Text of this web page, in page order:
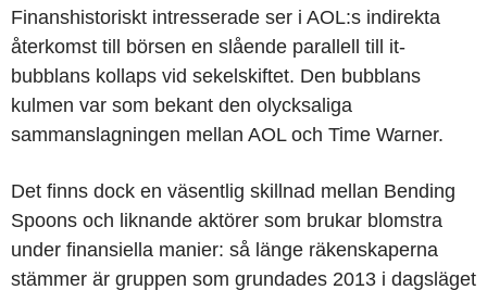
Finanshistoriskt intresserade ser i AOL:s indirekta
återkomst till börsen en slående parallell till it-
bubblans kollaps vid sekelskiftet. Den bubblans
kulmen var som bekant den olycksaliga
sammanslagningen mellan AOL och Time Warner.
Det finns dock en väsentlig skillnad mellan Bending
Spoons och liknande aktörer som brukar blomstra
under finansiella manier: så länge räkenskaperna
stämmer är gruppen som grundades 2013 i dagsläget